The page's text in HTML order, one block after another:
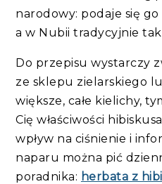
narodowy: podaje się
a w Nubii tradycyjnie
Do przepisu wystarczy
ze sklepu zielarskiego
większe, całe kielichy,
Cię właściwości
wpływ na ciśnienie i
naparu można pić
poradnika: herbata z